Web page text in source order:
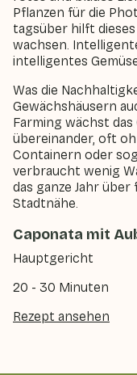
Pflanzen für die
tagsüber hilft
wachsen.
intelligentes
Was die
Gewächshäusern
Farming wächst
übereinander, oft
Containern oder
verbraucht wenig
das ganze Jahr
Stadtnähe.
Caponata mit
Hauptgericht
20 - 30 Minuten
Rezept ansehen